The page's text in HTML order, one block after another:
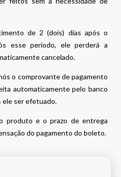
de 2 (dois) dias após o
esse período, ele perderá a
cancelado.
o comprovante de pagamento
automaticamente pelo banco
ele ser efetuado.
produto e o prazo de entrega
do pagamento do boleto.